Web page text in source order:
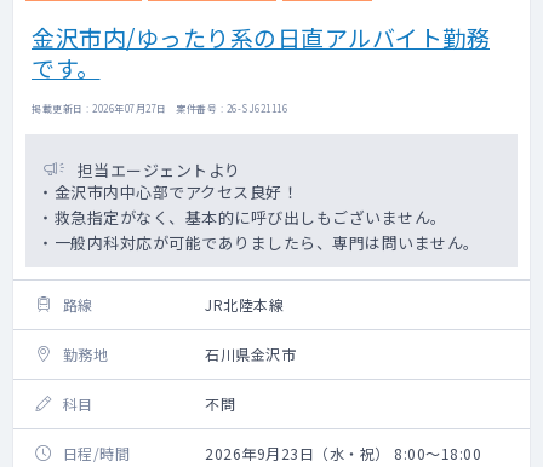
金沢市内/ゆったり系の日直アルバイト勤務
です。
掲載更新日 : 2026年07月27日 案件番号 : 26-SJ621116
担当エージェントより
・金沢市内中心部でアクセス良好！
・救急指定がなく、基本的に呼び出しもございません。
・一般内科対応が可能でありましたら、専門は問いません。
路線 JR北陸本線
勤務地 石川県金沢市
科目 不問
日程/時間 2026年9月23日（水・祝） 8:00～18:00